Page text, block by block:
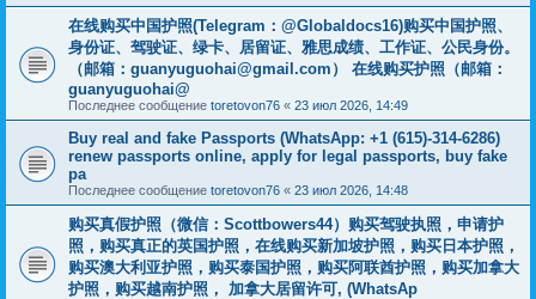
在线购买中国护照(Telegram：@Globaldocs16)购买中国护照、
身份证、驾驶证、绿卡、居留证、雅思成绩、工作证、公民身份。
（邮箱： guanyuguohai@gmail.com ） 在线购买护照（邮箱：
guanyuguohai@
Последнее сообщение toretovon76 « 23 июл 2026, 14:49
Buy real and fake Passports (WhatsApp: +1 (615)-314-6286)
renew passports online, apply for legal passports, buy fake
pa
Последнее сообщение toretovon76 « 23 июл 2026, 14:48
购买真假护照（微信：Scottbowers44）购买驾驶执照，申请护
照，购买真正的英国护照，在线购买新加坡护照，购买日本护照，
购买澳大利亚护照，购买泰国护照，购买阿联酋护照，购买加拿大
护照，购买越南护照， 加拿大居留许可, (WhatsAp